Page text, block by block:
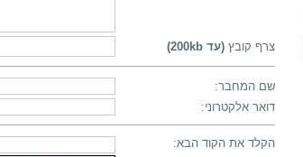
צרף קובץ (עד 200kb)
שם המחבר:
דואר אלקטרוני:
הקלד את הקוד הבא: